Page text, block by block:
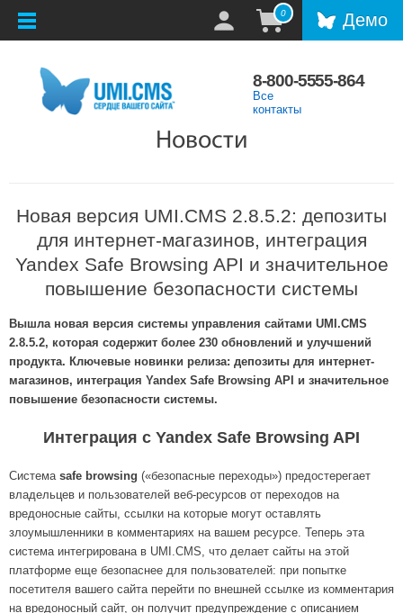
0 Демо
8-800-5555-864
Все
контакты
Новости
Новая версия UMI.CMS 2.8.5.2: депозиты
для интернет-магазинов, интеграция
Yandex Safe Browsing API и значительное
повышение безопасности системы
Вышла новая версия системы управления сайтами UMI.CMS
2.8.5.2, которая содержит более 230 обновлений и улучшений
продукта. Ключевые новинки релиза: депозиты для интернет-
магазинов, интеграция Yandex Safe Browsing API и значительное
повышение безопасности системы.
Интеграция с Yandex Safe Browsing API
Система safe browsing («безопасные переходы») предостерегает
владельцев и пользователей веб-ресурсов от переходов на
вредоносные сайты, ссылки на которые могут оставлять
злоумышленники в комментариях на вашем ресурсе. Теперь эта
система интегрирована в UMI.CMS, что делает сайты на этой
платформе еще безопаснее для пользователей: при попытке
посетителя вашего сайта перейти по внешней ссылке из комментария
на вредоносный сайт, он получит предупреждение с описанием